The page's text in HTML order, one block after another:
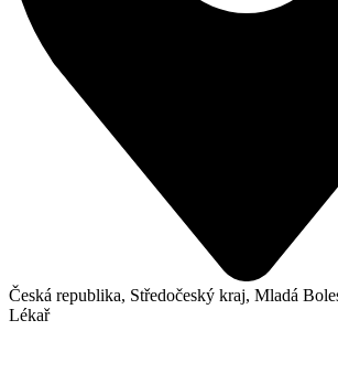
Česká republika, Středočeský kraj, Mladá
Lékař